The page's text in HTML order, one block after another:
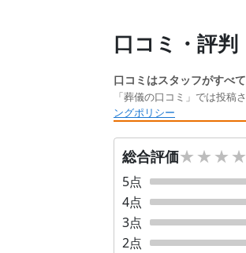
口コミ・評判
口コミはスタッフがすべ
「葬儀の口コミ」では投稿
ングポリシー
総合評価
5点
4点
3点
2点